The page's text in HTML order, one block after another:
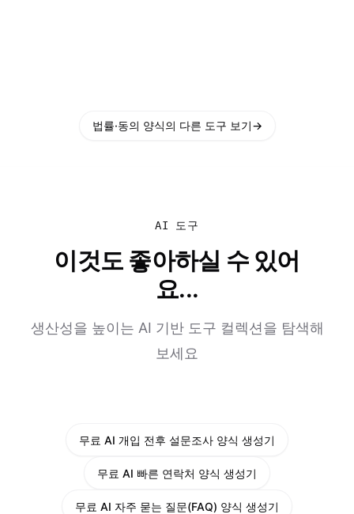
법률·동의 양식의 다른 도구 보기→
AI 도구
이것도 좋아하실 수 있어
요...
생산성을 높이는 AI 기반 도구 컬렉션을 탐색해
보세요
무료 AI 개입 전후 설문조사 양식 생성기
무료 AI 빠른 연락처 양식 생성기
무료 AI 자주 묻는 질문(FAQ) 양식 생성기